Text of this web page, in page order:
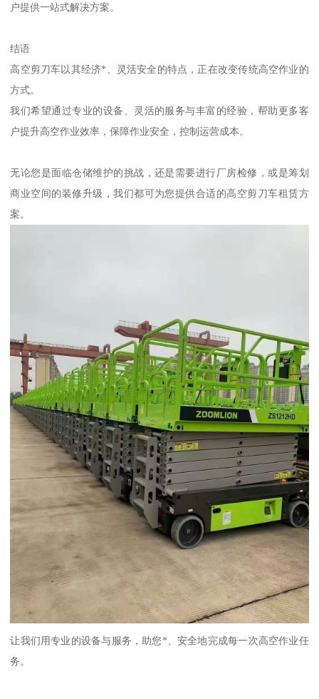
户提供一站式解决方案。
结语
高空剪刀车以其经济*、灵活安全的特点，正在改变传统高空作业的
方式。
我们希望通过专业的设备、灵活的服务与丰富的经验，帮助更多客
户提升高空作业效率，保障作业安全，控制运营成本。
无论您是面临仓储维护的挑战，还是需要进行厂房检修，或是筹划
商业空间的装修升级，我们都可为您提供合适的高空剪刀车租赁方
案。
让我们用专业的设备与服务，助您*、安全地完成每一次高空作业任
务。